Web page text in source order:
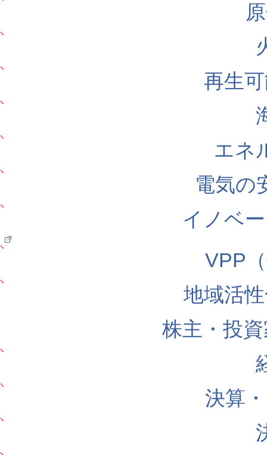
再生
エネ
電気の
イノベ
VPP
地域活
株主・投
決算